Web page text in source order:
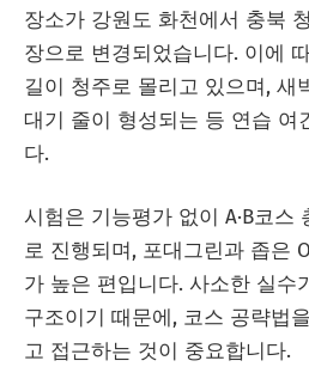
장소가 강원도 화천에서 충북
장으로 변경되었습니다. 이에
길이 청주로 몰리고 있으며, 새
대기 줄이 형성되는 등 연습 여
다.
시험은 기능평가 없이 A·B코스
로 진행되며, 포대그린과 좁은
가 높은 편입니다. 사소한 실수
구조이기 때문에, 코스 공략법
고 접근하는 것이 중요합니다.